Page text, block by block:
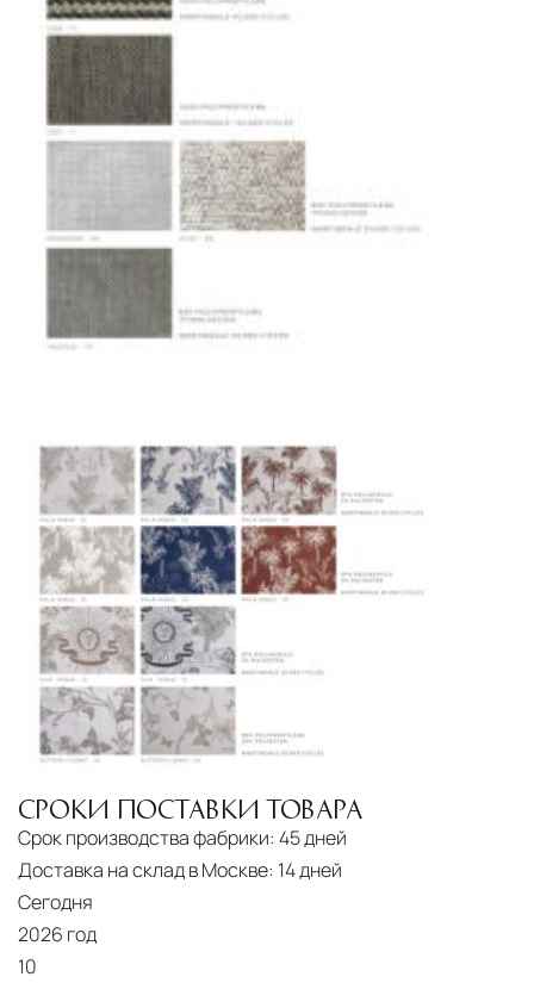
СРОКИ ПОСТАВКИ ТОВАРА
Срок производства фабрики: 45 дней
Доставка на склад в Москве: 14 дней
Сегодня
2026 год
10